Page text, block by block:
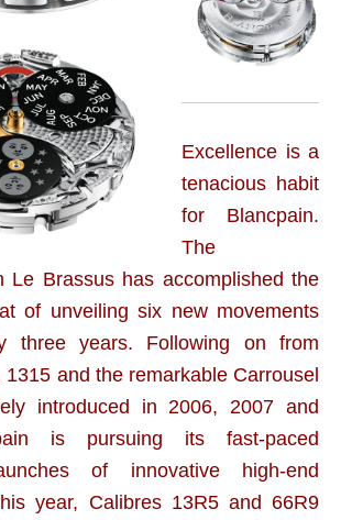
Excellence is a
tenacious habit
for Blancpain.
The
Le Brassus has accomplished the
of unveiling six new movements
three years. Following on from
and the remarkable Carrousel
introduced in 2006, 2007 and
is pursuing its fast-paced
of innovative high-end
year, Calibres 13R5 and 66R9